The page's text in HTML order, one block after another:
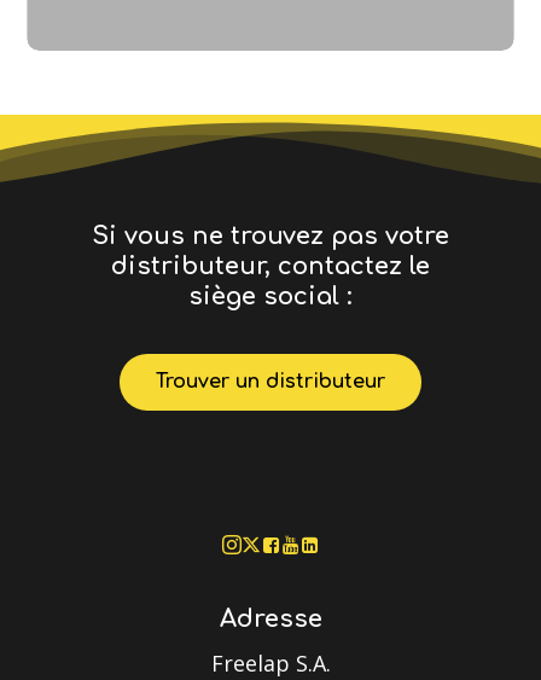
Si vous ne trouvez pas votre
distributeur, contactez le
siège social :
Trouver un distributeur
Adresse
Freelap S.A.